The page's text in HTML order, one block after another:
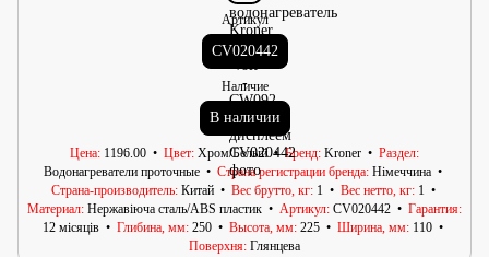
Артикул
CV020442
Наличие
В наличии
Цена 1196.00 Цвет Хром/Белый Бренд Kroner
Раздел
Водонагреватели проточные
Страна регистрации бренда Німеччина
Страна-производитель Китай Вес брутто, кг 1 Вес нетто, кг 1
Материал Нержавіюча сталь/АВS пластик Артикул CV020442
Гарантия
12 місяців
Глибина, мм 250 Высота, мм 225 Ширина, мм 110
Поверхня Глянцева